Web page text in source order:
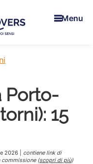
Menu
Porto-
15
2026
contiene link di
commissione (scopri di più)